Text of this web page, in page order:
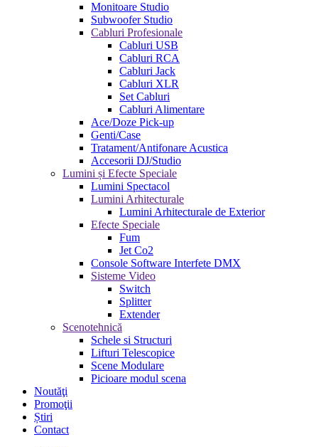
Monitoare Studio
Subwoofer Studio
Cabluri Profesionale
Cabluri USB
Cabluri RCA
Cabluri Jack
Cabluri XLR
Set Cabluri
Cabluri Alimentare
Ace/Doze Pick-up
Genti/Case
Tratament/Antifonare Acustica
Accesorii DJ/Studio
Lumini și Efecte Speciale
Lumini Spectacol
Lumini Arhitecturale
Lumini Arhitecturale de Exterior
Efecte Speciale
Fum
Jet Co2
Console Software Interfete DMX
Sisteme Video
Switch
Splitter
Extender
Scenotehnică
Schele si Structuri
Lifturi Telescopice
Scene Modulare
Picioare modul scena
Noutăţi
Promoţii
Știri
Contact